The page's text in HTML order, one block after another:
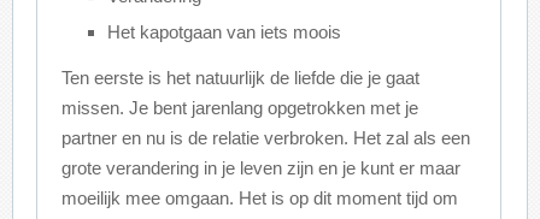
Het kapotgaan van iets moois
Ten eerste is het natuurlijk de liefde die je gaat
missen. Je bent jarenlang opgetrokken met je
partner en nu is de relatie verbroken. Het zal als een
grote verandering in je leven zijn en je kunt er maar
moeilijk mee omgaan. Het is op dit moment tijd om